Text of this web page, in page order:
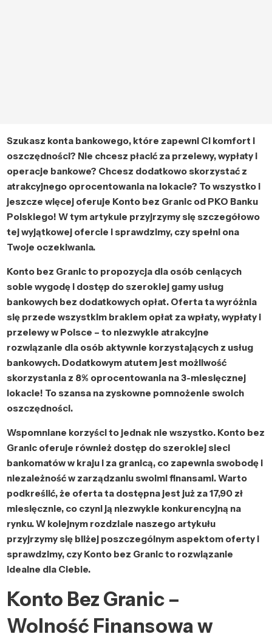
Szukasz konta bankowego, które zapewni Ci komfort i
oszczędności? Nie chcesz płacić za przelewy, wypłaty i
operacje bankowe? Chcesz dodatkowo skorzystać z
atrakcyjnego oprocentowania na lokacie? To wszystko i
jeszcze więcej oferuje Konto bez Granic od PKO Banku
Polskiego! W tym artykule przyjrzymy się szczegółowo
tej wyjątkowej ofercie i sprawdzimy, czy spełni ona
Twoje oczekiwania.
Konto bez Granic to propozycja dla osób ceniących
sobie wygodę i dostęp do szerokiej gamy usług
bankowych bez dodatkowych opłat. Oferta ta wyróżnia
się przede wszystkim brakiem opłat za wpłaty, wypłaty i
przelewy w Polsce – to niezwykle atrakcyjne
rozwiązanie dla osób aktywnie korzystających z usług
bankowych. Dodatkowym atutem jest możliwość
skorzystania z 8% oprocentowania na 3-miesięcznej
lokacie! To szansa na zyskowne pomnożenie swoich
oszczędności.
Wspomniane korzyści to jednak nie wszystko. Konto bez
Granic oferuje również dostęp do szerokiej sieci
bankomatów w kraju i za granicą, co zapewnia swobodę i
niezależność w zarządzaniu swoimi finansami. Warto
podkreślić, że oferta ta dostępna jest już za 17,90 zł
miesięcznie, co czyni ją niezwykle konkurencyjną na
rynku. W kolejnym rozdziale naszego artykułu
przyjrzymy się bliżej poszczególnym aspektom oferty i
sprawdzimy, czy Konto bez Granic to rozwiązanie
idealne dla Ciebie.
Konto Bez Granic –
Wolność Finansowa w